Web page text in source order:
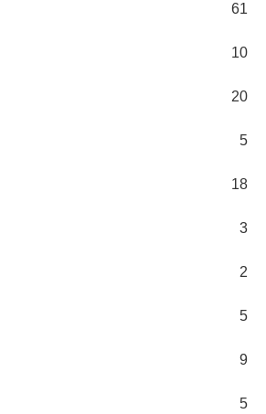
61
10
20
5
18
3
2
5
9
5